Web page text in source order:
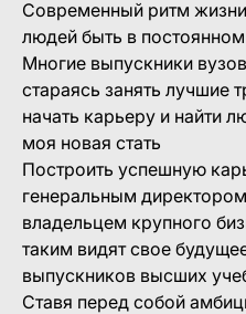
Современный ритм
людей быть в
Многие выпускники
стараясь занять лучшие
начать карьеру и найти
моя новая стать
Построить успешную
генеральным
владельцем крупного
таким видят свое
выпускников высших
Ставя перед собой